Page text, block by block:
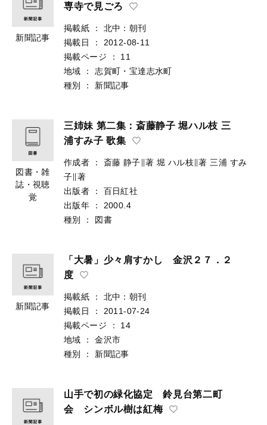
新聞記事
専寺で見ごろ
掲載紙 ：
北中：朝刊
掲載日
：
2012-08-11
掲載ページ
：
11
地域
：
志賀町・宝達志水町
種別
： 新聞記事
図書・雑
誌・視聴
覚
三姉妹 第二集：斎藤静子 堀ハル枝 三
浦すみ子 歌集
作成者 ： 斎藤 静子∥著 堀 ハル枝∥著 三浦 すみ
子∥著
出版者
：
百日紅社
出版年
：
2000.4
種別
： 図書
新聞記事
「大暑」少々肩すかし 金沢２７．２
度
掲載紙 ：
北中：朝刊
掲載日
：
2011-07-24
掲載ページ
：
14
地域
：
金沢市
種別
： 新聞記事
山手で初の緑化協定 鈴見台第二町
会 シンボル樹は紅梅